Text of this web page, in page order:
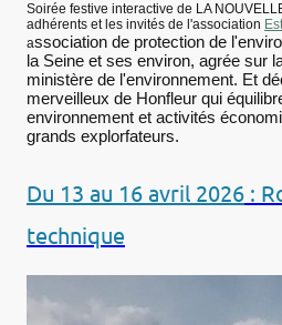
Soirée festive interactive de LA
adhérents et les invités de l'association
association de protection de
la Seine et ses environ, agrée sur
ministère de l'environnement. Et
merveilleux de Honfleur qui
environnement et activités
grands explorfateurs.
Du 13 au 16 avril 2026 :
technique